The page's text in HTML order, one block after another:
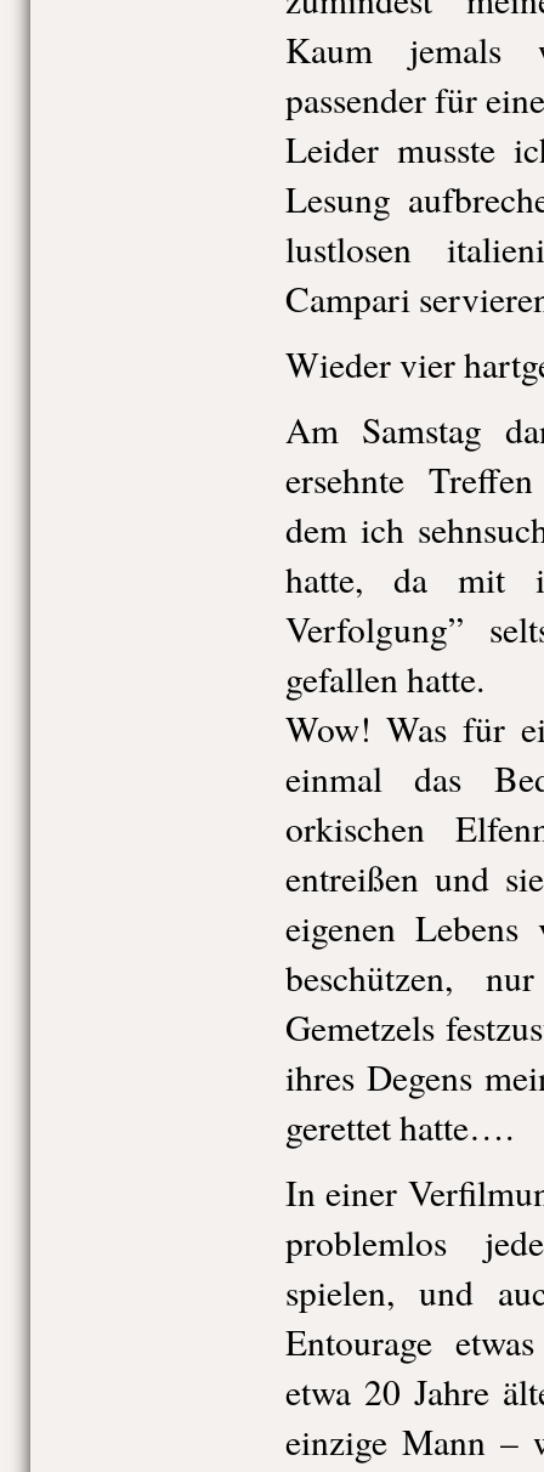
Kaum jemals
passender für
Leider musste
Lesung
lustlosen
Campari
Wieder vier
Am Samstag
ersehnte
dem ich
hatte, da mit
Verfolgung”
gefallen hatte.
Wow! Was für
einmal das
orkischen
entreißen und
eigenen
beschützen,
Gemetzels
ihres Degens
gerettet hatte….
In einer
problemlos
spielen, und
Entourage
etwa 20 Jahre
einzige Mann –